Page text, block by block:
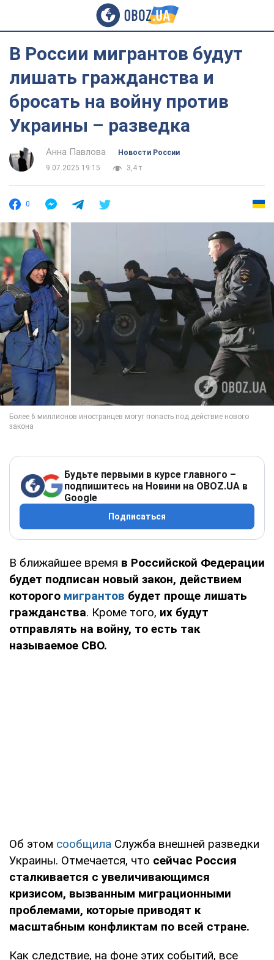
В России мигрантов будут
лишать гражданства и
бросать на войну против
Украины – разведка
Анна Павлова
Новости России
9.07.2025 19:15
3,4 т.
0
Будьте первыми в курсе главного –
подпишитесь на Новини на OBOZ.UA в
Google
Подписаться
В ближайшее время в Российской Федерации
будет подписан новый закон, действием
которого мигрантов будет проще лишать
гражданства. Кроме того, их будут
отправлять на войну, то есть так
называемое СВО.
Об этом сообщила Служба внешней разведки
Украины. Отмечается, что сейчас Россия
сталкивается с увеличивающимся
кризисом, вызванным миграционными
проблемами, которые приводят к
масштабным конфликтам по всей стране.
Как следствие, на фоне этих событий, все